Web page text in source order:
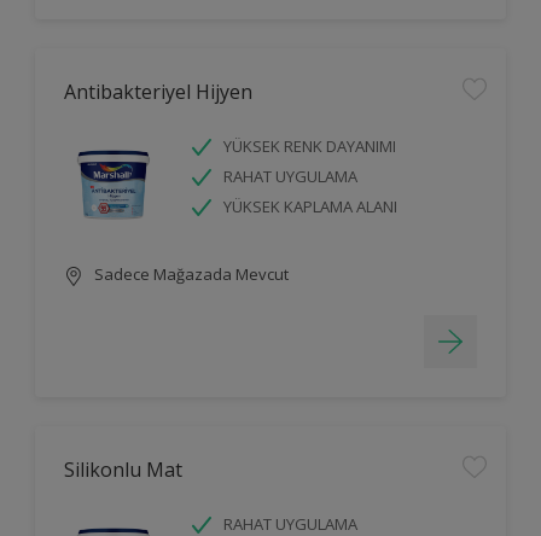
Antibakteriyel Hijyen
YÜKSEK RENK DAYANIMI
RAHAT UYGULAMA
YÜKSEK KAPLAMA ALANI
Sadece Mağazada Mevcut
Silikonlu Mat
RAHAT UYGULAMA